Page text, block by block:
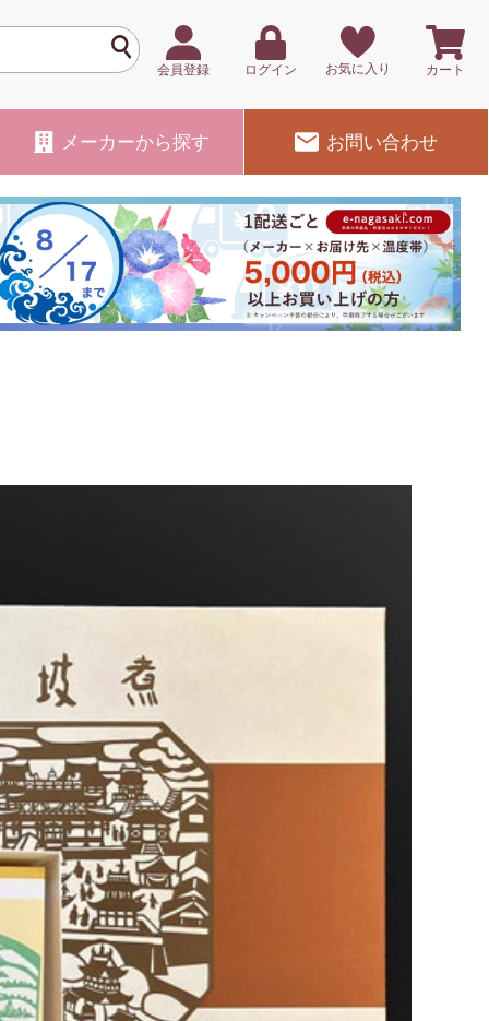
会員登録 ログイン お気に入り カート
メーカーから探す お問い合わせ